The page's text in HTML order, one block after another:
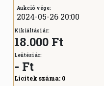
Aukció vége:
2024-05-26 20:00
Kikiáltási ár:
18.000 Ft
Leütési ár:
- Ft
Licitek száma: 0